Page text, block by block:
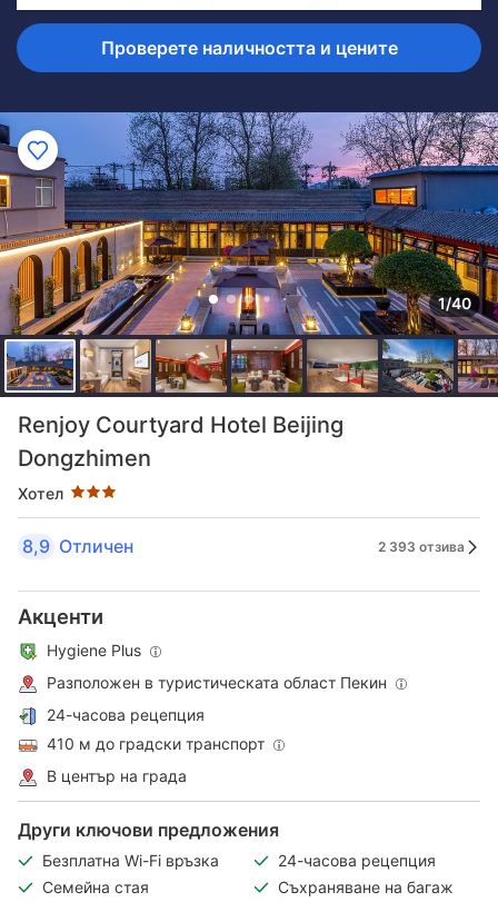
Проверете наличността и цените
1/40
Renjoy Courtyard Hotel Beijing
Dongzhimen
Хотел
Оценка в звезди: 3 звезди
8,9 Отличен 2 393 отзива
Акценти
Hygiene Plus
Разположен в туристическата област Пекин
24-часова рецепция
410 м до градски транспорт
В център на града
Други ключови предложения
Безплатна Wi-Fi връзка
24-часова рецепция
Семейна стая
Съхраняване на багаж